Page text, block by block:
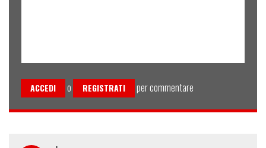
ACCEDI o REGISTRATI per commentare